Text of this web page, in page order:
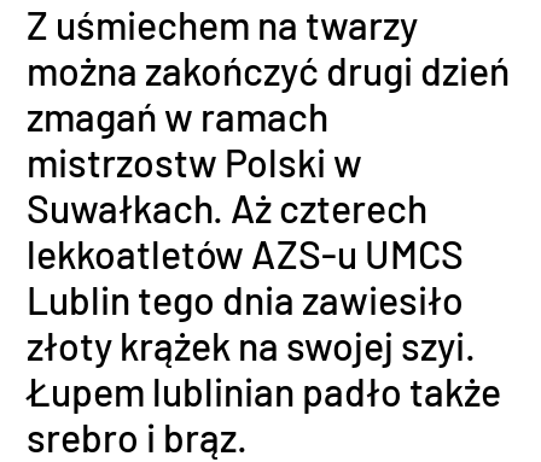
Z uśmiechem na twarzy
można zakończyć drugi dzień
zmagań w ramach
mistrzostw Polski w
Suwałkach. Aż czterech
lekkoatletów AZS-u UMCS
Lublin tego dnia zawiesiło
złoty krążek na swojej szyi.
Łupem lublinian padło także
srebro i brąz.